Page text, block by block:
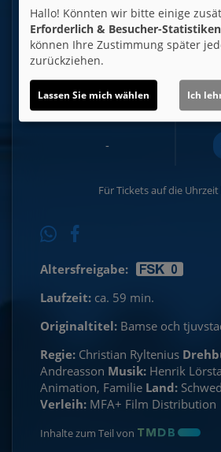
Sa 12.09.
-
Für Tickets auf die
Altersfreigabe:
Laufzeit: ca. 59 min.
Originaltitel: Bamse och
Regie: Christian Ryltenius
Andreasson Musik: Henrik
Animation, Familie Land:
Verleih: MFA+ Film Distribution
Inhalte zum Teil von
Hallo! Könnten wir bitte einige
Erforderlich & Besucher-Statistiken
können Ihre Zustimmung später
zurückziehen.
Lassen Sie mich wählen Ich